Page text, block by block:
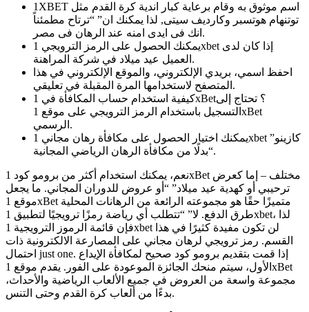
1XBET اسم موثوق به وقام برعاية كبار اندية كرة القدم مثل
توتنهام هوتسبر وكارديف سيتى, لذا يمكنك ان” “ترتاح مطمئناً
انك فى ايدى امنه عند الرهان فى مصر.
يمكنك الحصول على الرمز الترويجي 1xbet إذا كان لدى
العميل عيد ميلاد في شركة المراهنة.
احفظ اسمي، بريدي الإلكتروني، والموقع الإلكتروني في هذا
المتصفح لاستخدامها المرة المقبلة في تعليقي.
كيفية استخدام حساب المكافأة في 1xBet؟ تحتاج إلى
التسجيل باستخدام الرمز الترويجي على موقع 1xBet
الرسمي.
يمكنك اختيار الحصول على مكافأة رهان مجاني 1xbet كازينو”
“بدلًا من مكافأة الرهان الرياضي المجانية.
نعم، يمكنك استخدام أكثر من برومو كود 1xBet مختلف – إما كعرض
ترحيبي أو كهدية عيد ميلاد” “أو عروض للدوران المجاني. ما يجعل
موقع 1xBet متميزًا حقًا هو مجموعته الرائعة من الرهانات المحلية
طرق الدفع. لا” “تتطلب أي رياضة رمزًا ترويجيًا لتطبيق 1xbet، لذا
فإن قائمة الرموز الترويجية 1xbet لن تكون مفيدة كثيرًا في هذا
القسم. رمز ترويجي لرهان مجاني على المصارعة الالكترونية ذات
احتمال just one. إذا قمت بتقديم برومو كود صحيح لمكافأة الإيداع
الأول، سيتم منحك الجائزة الموعودة على الفور. يقدم موقع 1xBet
مجموعة واسعة من العروض في جميع الألعاب الرياضية والأحداث،
بدءًا من ألعاب كرة القدم وحتى التنس.